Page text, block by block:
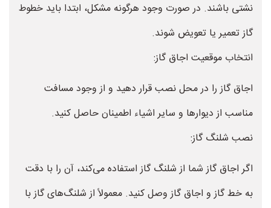
نشتی باشند. در صورت وجود هرگونه مشکل، ابتدا باید خطوط
گاز تعمیر یا تعویض شوند.
انتخاب موقعیت اجاق گاز:
اجاق گاز را در محل نصب قرار دهید و از وجود مسافت
مناسب از دیوارها و سایر اشیاء اطمینان حاصل کنید.
نصب شلنگ گاز:
اگر اجاق گاز شما از شلنگ گاز استفاده می‌کند، آن را با دقت
به خط گاز و اجاق گاز وصل کنید. معمولاً از شلنگ‌های گاز با